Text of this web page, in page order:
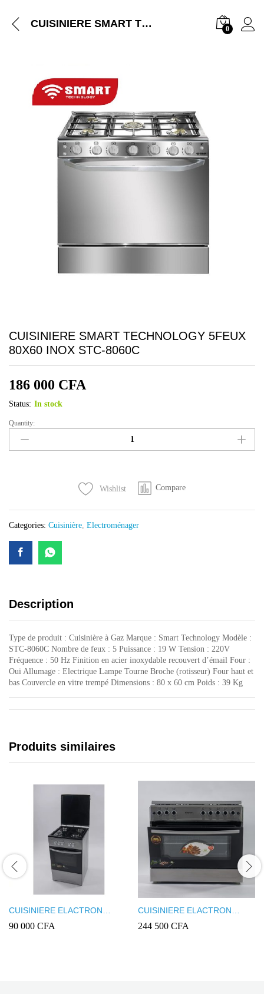
CUISINIERE SMART TECHNOLOGY 5FEUX 80X60 INOX STC-8060C 0
CUISINIERE SMART TECHNOLOGY 5FEUX
80X60 INOX STC-8060C
186 000 CFA
Status: In stock
CUISINIERE
SMART
TECHNOLOGY
quantity
Quantity:
Wishlist Compare
Categories: Cuisinière, Electroménager
Description
Type de produit ‎:‎ Cuisinière à Gaz Marque : Smart Technology Modèle :
STC-8060C Nombre de feux : 5 Puissance : 19 W Tension : 220V
Fréquence : 50 Hz Finition en acier inoxydable recouvert d’émail Four :
Oui Allumage : Electrique Lampe Tourne Broche (rotisseur) Four haut et
bas Couvercle en vitre trempé Dimensions : 80 x 60 cm Poids : 39 Kg
Produits similaires
CUISINIERE ELACTRON
4FEUX 50X50 INOX EL5050
90 000 CFA
CUISINIERE ELACTRON
5FEUX 90X60 INOX EL6090
244 500 CFA